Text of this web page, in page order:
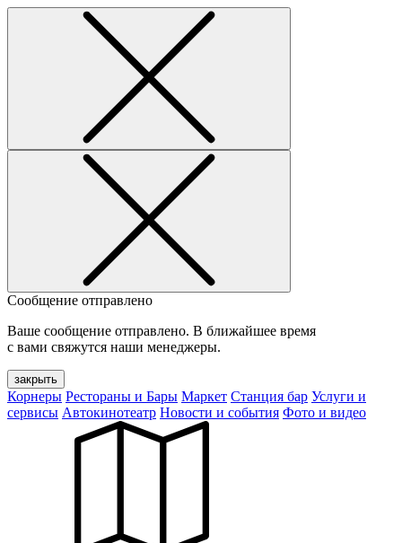
Сообщение отправлено
Ваше сообщение отправлено. В ближайшее время
с вами свяжутся наши менеджеры.
закрыть
Корнеры Рестораны и Бары Маркет Станция бар Услуги и
сервисы Автокинотеатр Новости и события Фото и видео